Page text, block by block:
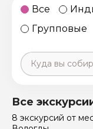
Все
Групповые
Санкт-
Россия
Все
8 экскурсий от